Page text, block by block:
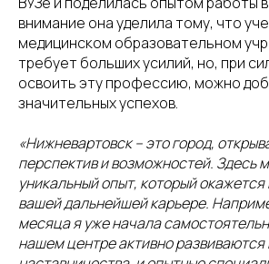
внимание она уделила тому, что
медицинском образовательном
требует больших усилий, но, при
освоить эту профессию, можно
значительных успехов.
«Нижневартовск – это город,
перспектив и возможностей. Здесь
уникальный опыт, который
вашей дальнейшей карьере.
месяца я уже начала
нашем центре активно